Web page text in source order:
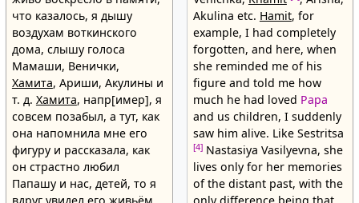
что казалось, я дышу
воздухам воткинского
дома, слышу голоса
Мамаши, Венички,
Хамита, Ариши, Акулины и
т. д. Хамита, напр[имер], я
совсем позабыл, а тут, как
она напомнила мне его
фигуру и рассказала, как
он страстно любил
Папашу и нас, детей, то я
Akulina etc. Hamit, for
example, I had completely
forgotten, and here, when
she reminded me of his
figure and told me how
much he had loved Papa
and us children, I suddenly
saw him alive. Like Sestritsa
[4]Nastasiya Vasilyevna, she
lives only for her memories
of the distant past, with the